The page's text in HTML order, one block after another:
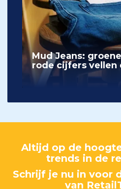
Mud Jeans:
rode cijfers vellen
Altijd op de
trends in de
Schrijf je nu in voor
van